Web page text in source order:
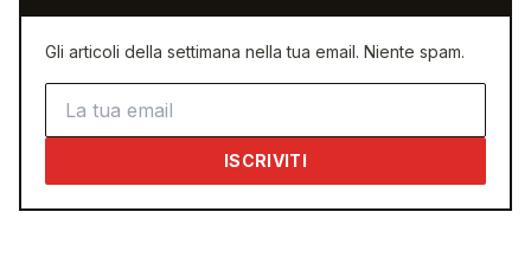
Gli articoli della settimana nella tua email. Niente spam.
ISCRIVITI